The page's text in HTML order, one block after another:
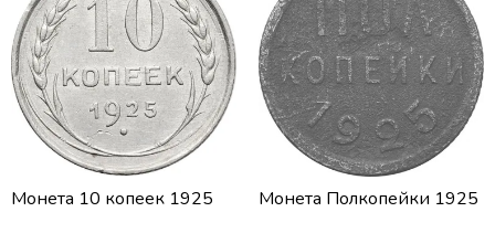
Монета 10 копеек 1925 Монета Полкопейки 1925